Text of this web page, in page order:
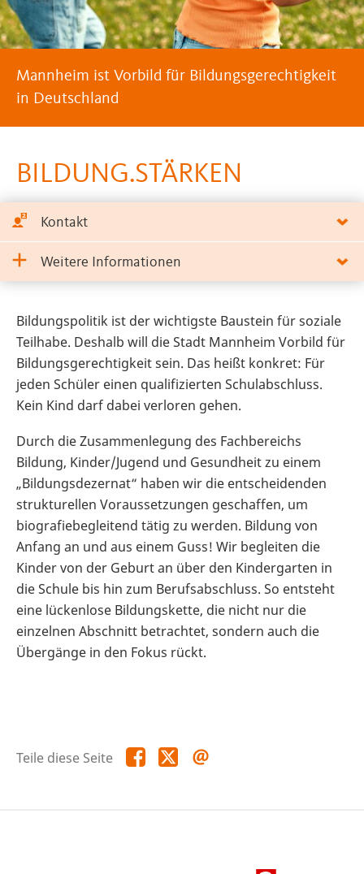
Mannheim ist Vorbild für Bildungsgerechtigkeit
in Deutschland
BILDUNG.STÄRKEN
Kontakt
Weitere Informationen
Bildungspolitik ist der wichtigste Baustein für soziale
Teilhabe. Deshalb will die Stadt Mannheim Vorbild für
Bildungsgerechtigkeit sein. Das heißt konkret: Für
jeden Schüler einen qualifizierten Schulabschluss.
Kein Kind darf dabei verloren gehen.
Durch die Zusammenlegung des Fachbereichs
Bildung, Kinder/Jugend und Gesundheit zu einem
„Bildungsdezernat“ haben wir die entscheidenden
strukturellen Voraussetzungen geschaffen, um
biografiebegleitend tätig zu werden. Bildung von
Anfang an und aus einem Guss! Wir begleiten die
Kinder von der Geburt an über den Kindergarten in
die Schule bis hin zum Berufsabschluss. So entsteht
eine lückenlose Bildungskette, die nicht nur die
einzelnen Abschnitt betrachtet, sondern auch die
Übergänge in den Fokus rückt.
Teile diese Seite Teile
diese
Teile
diese